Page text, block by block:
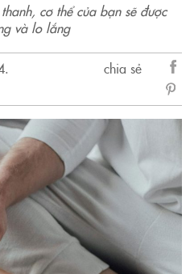
cơ thể của bạn sẽ được
và lo lắng
chia sẻ
sẻ